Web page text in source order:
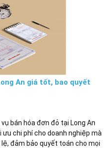
An giá tốt, bao quyết
bán hóa đơn đỏ tại Long An
chi phí cho doanh nghiệp mà
đảm bảo quyết toán cho mọi